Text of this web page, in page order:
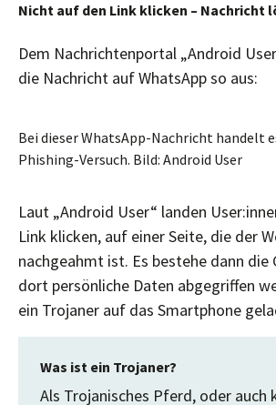
Nicht auf den Link klicken – Nachricht
Dem Nachrichtenportal „Android
die Nachricht auf WhatsApp so aus:
Bei dieser WhatsApp-Nachricht handelt
Phishing-Versuch. Bild: Android User
Laut „Android User“ landen
Link klicken, auf einer Seite, die der
nachgeahmt ist. Es bestehe dann die
dort persönliche Daten abgegriffen
ein Trojaner auf das Smartphone
Was ist ein Trojaner?
Als Trojanisches Pferd, oder auch